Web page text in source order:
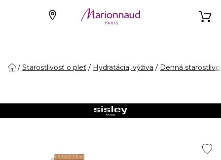
Starostlivosť o pleť Hydratácia, výživa Denná